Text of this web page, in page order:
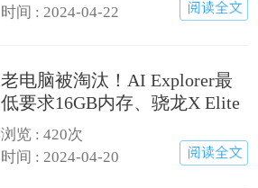
时间 : 2024-04-22
老电脑被淘汰！AI Explorer最
低要求16GB内存、骁龙X Elite
浏览 :420次
时间 : 2024-04-20